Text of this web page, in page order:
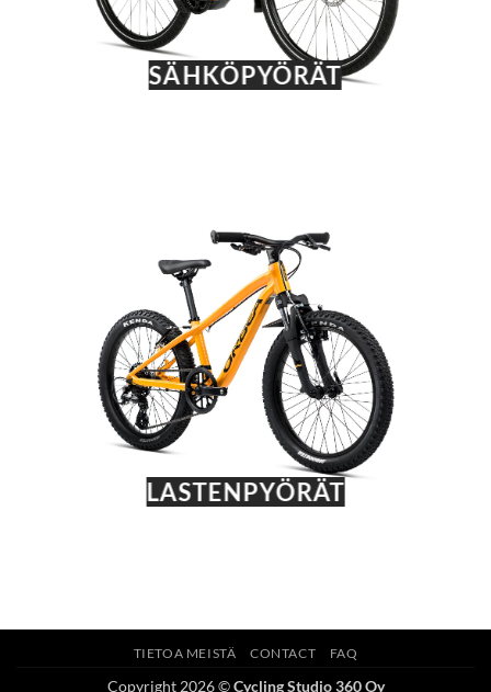
SÄHKÖPYÖRÄT
LASTENPYÖRÄT
TIETOA MEISTÄ CONTACT FAQ
Copyright 2026 ©Cycling Studio 360 Oy